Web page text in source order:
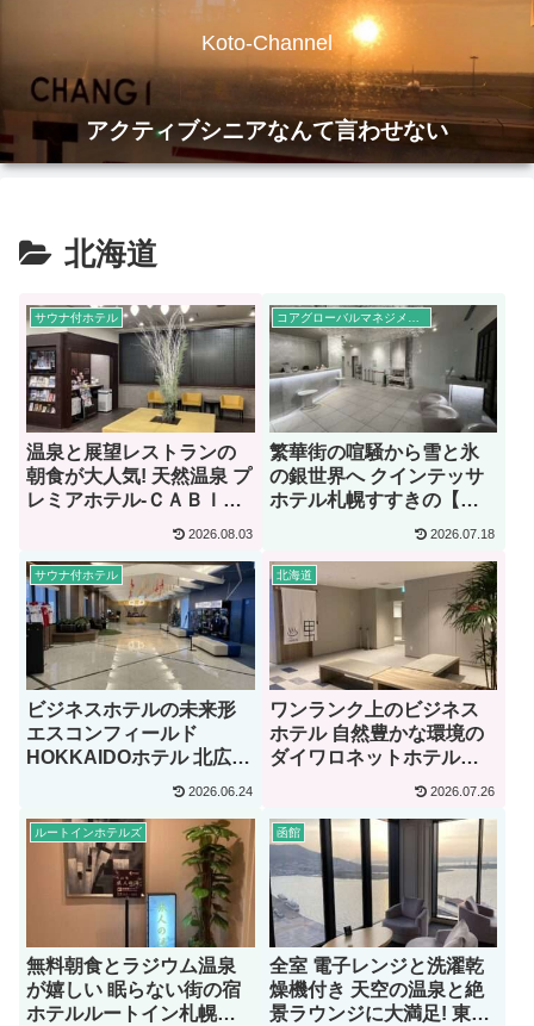
Koto-Channel
アクティブシニアなんて言わせない
北海道
サウナ付ホテル
温泉と展望レストランの
朝食が大人気! 天然温泉 プ
レミアホテル-ＣＡＢＩＮ-
2026.08.03
繁華街の喧騒から雪と氷
の銀世界へ クインテッサ
ホテル札幌すすきの【宿
2026.07.18
サウナ付ホテル
ビジネスホテルの未来形
エスコンフィールド
HOKKAIDOホテル 北広島
2026.06.24
北海道
ワンランク上のビジネス
ホテル 自然豊かな環境の
ダイワロネットホテル札
幌中島公園【宿泊記】
2026.07.26
ルートインホテルズ
無料朝食とラジウム温泉
が嬉しい 眠らない街の宿
ホテルルートイン札幌中
函館
全室 電子レンジと洗濯乾
燥機付き 天空の温泉と絶
景ラウンジに大満足! 東急